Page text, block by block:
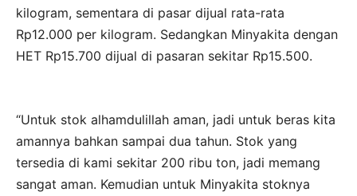
kilogram, sementara di pasar dijual rata-rata
Rp12.000 per kilogram. Sedangkan Minyakita dengan
HET Rp15.700 dijual di pasaran sekitar Rp15.500.
“Untuk stok alhamdulillah aman, jadi untuk beras kita
amannya bahkan sampai dua tahun. Stok yang
tersedia di kami sekitar 200 ribu ton, jadi memang
sangat aman. Kemudian untuk Minyakita stoknya